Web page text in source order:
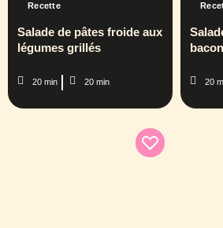
Recette
Salade de pâtes froide aux
légumes grillés
20 min 20 min
bacon
20